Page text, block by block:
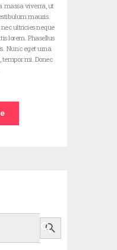
massa viverra, ut
mauris.
ultricies neque
lorem. Phasellus
Nunc eget urna
mi. Donec
Search Button